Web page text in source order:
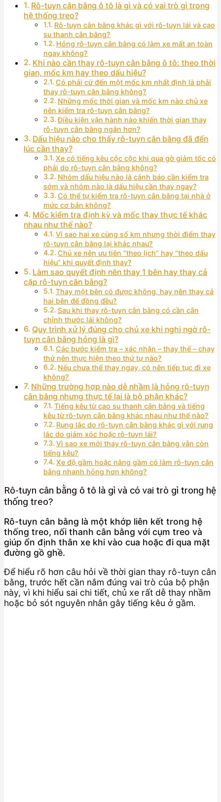
Rô-tuyn cân bằng ô tô là gì và có vai trò gì trong
hệ thống treo?
Rô-tuyn cân bằng khác gì với rô-tuyn lái và cao
su thanh cân bằng?
Hỏng rô-tuyn cân bằng có làm xe mất an toàn
ngay không?
Khi nào cần thay rô-tuyn cân bằng ô tô: theo thời
gian, mốc km hay theo dấu hiệu?
Có phải cứ đến một mốc km nhất định là phải
thay rô-tuyn cân bằng không?
Những mốc thời gian và mốc km nào chủ xe
nên kiểm tra rô-tuyn cân bằng?
Điều kiện vận hành nào khiến thời gian thay
rô-tuyn cân bằng ngắn hơn?
Dấu hiệu nào cho thấy rô-tuyn cân bằng đã đến
lúc cần thay?
Xe có tiếng kêu cộc cộc khi qua gờ giảm tốc có
phải do rô-tuyn cân bằng không?
Nhóm dấu hiệu nào là cảnh báo cần kiểm tra
sớm và nhóm nào là dấu hiệu cần thay ngay?
Có thể tự kiểm tra rô-tuyn cân bằng tại nhà ở
mức cơ bản không?
Mốc kiểm tra định kỳ và mốc thay thực tế khác
nhau như thế nào?
Vì sao hai xe cùng số km nhưng thời điểm thay
rô-tuyn cân bằng lại khác nhau?
Chủ xe nên ưu tiên “theo lịch” hay “theo dấu
hiệu” khi quyết định thay?
Làm sao quyết định nên thay 1 bên hay thay cả
cặp rô-tuyn cân bằng?
Thay một bên có được không, hay nên thay cả
hai bên để đồng đều?
Sau khi thay rô-tuyn cân bằng có cần cân
chỉnh thước lái không?
Quy trình xử lý đúng cho chủ xe khi nghi ngờ rô-
tuyn cân bằng hỏng là gì?
Các bước kiểm tra – xác nhận – thay thế – chạy
thử nên thực hiện theo thứ tự nào?
Nếu chưa thể thay ngay, có nên tiếp tục đi xe
không?
Những trường hợp nào dễ nhầm là hỏng rô-tuyn
cân bằng nhưng thực tế lại là bộ phận khác?
Tiếng kêu từ cao su thanh cân bằng và tiếng
kêu từ rô-tuyn cân bằng khác nhau như thế nào?
Rung lắc do rô-tuyn cân bằng khác gì với rung
lắc do giảm xóc hoặc rô-tuyn lái?
Vì sao xe mới thay rô-tuyn cân bằng vẫn còn
tiếng kêu?
Xe độ gầm hoặc nâng gầm có làm rô-tuyn cân
bằng nhanh hỏng hơn không?
Rô-tuyn cân bằng ô tô là gì và có vai trò gì trong hệ
thống treo?
Rô-tuyn cân bằng là một khớp liên kết trong hệ
thống treo, nối thanh cân bằng với cụm treo và
giúp ổn định thân xe khi vào cua hoặc đi qua mặt
đường gồ ghề.
Để hiểu rõ hơn câu hỏi về thời gian thay rô-tuyn cân
bằng, trước hết cần nắm đúng vai trò của bộ phận
này, vì khi hiểu sai chi tiết, chủ xe rất dễ thay nhầm
hoặc bỏ sót nguyên nhân gây tiếng kêu ở gầm.